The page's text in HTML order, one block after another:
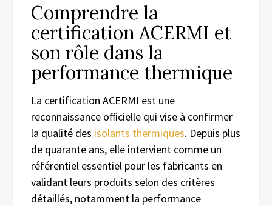
Comprendre la
certification ACERMI et
son rôle dans la
performance thermique
La certification ACERMI est une
reconnaissance officielle qui vise à confirmer
la qualité des isolants thermiques. Depuis plus
de quarante ans, elle intervient comme un
référentiel essentiel pour les fabricants en
validant leurs produits selon des critères
détaillés, notamment la performance